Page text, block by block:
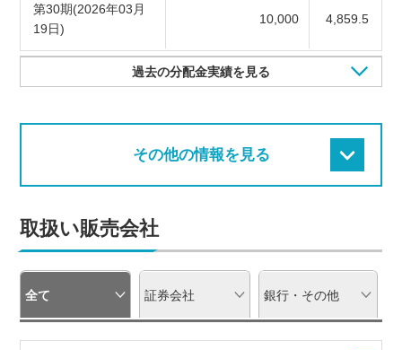
第30期(2026年03月
19日)
10,000 4,859.5
過去の分配金実績を見る
その他の情報を見る
取扱い販売会社
全て 証券会社 銀行・その他